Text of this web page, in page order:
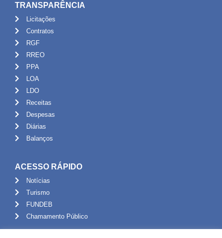
TRANSPARÊNCIA
Licitações
Contratos
RGF
RREO
PPA
LOA
LDO
Receitas
Despesas
Diárias
Balanços
ACESSO RÁPIDO
Notícias
Turismo
FUNDEB
Chamamento Público